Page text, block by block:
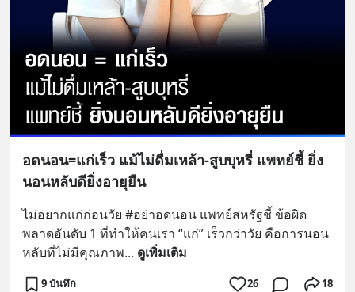
อดนอน=แก่เร็ว แม้ไม่ดื่มเหล้า-สูบบุหรี่ แพทย์ชี้ ยิ่ง
นอนหลับดียิ่งอายุยืน
ไม่อยากแก่ก่อนวัย #อย่าอดนอน แพทย์สหรัฐชี้ ข้อผิด
พลาดอันดับ 1 ที่ทำให้คนเรา “แก่” เร็วกว่าวัย คือการนอน
หลับที่ไม่มีคุณภาพ... ดูเพิ่มเติม
9 บันทึก 26 18